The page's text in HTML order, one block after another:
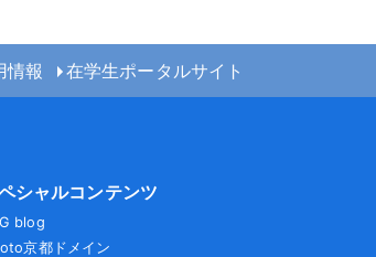
情報 在学生ポータルサイト
シャルコンテンツ
blog
京都ドメイン